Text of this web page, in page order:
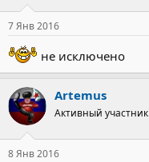
:
7 Янв 2016
не исключено
Artemus
Активный участник
8 Янв 2016